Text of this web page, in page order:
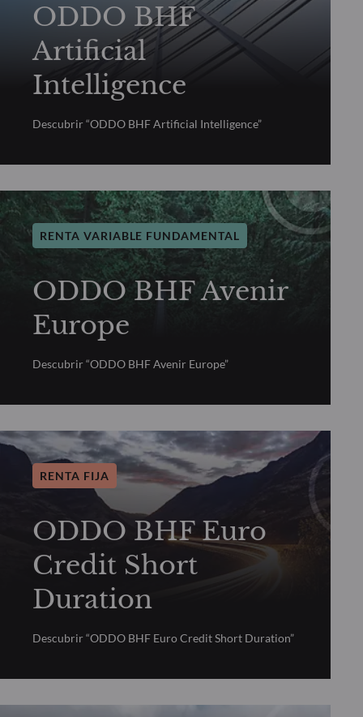
ODDO BHF
Artificial
Intelligence
Descubrir “ODDO BHF Artificial Intelligence”
RENTA VARIABLE FUNDAMENTAL
ODDO BHF Avenir
Europe
Descubrir “ODDO BHF Avenir Europe”
RENTA FIJA
ODDO BHF Euro
Credit Short
Duration
Descubrir “ODDO BHF Euro Credit Short Duration”